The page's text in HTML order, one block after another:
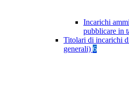
Incarichi
pubblicare in
Titolari di incarichi
generali) 6